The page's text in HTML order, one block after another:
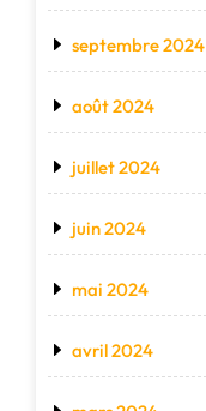
septembre 2024
août 2024
juillet 2024
juin 2024
mai 2024
avril 2024